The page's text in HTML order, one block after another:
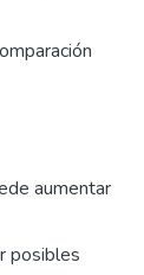
aumentar
posibles